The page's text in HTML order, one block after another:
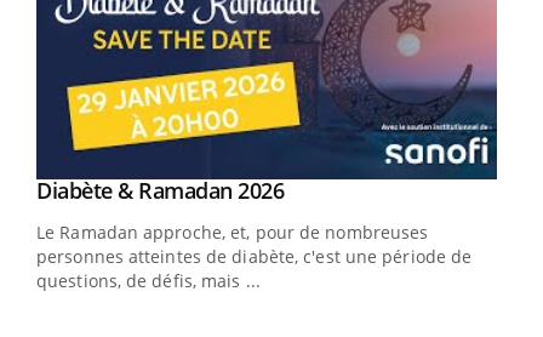
Youtube
Diabète & Ramadan 2026Youtube
Le Ramadan approche, et, pour de nombreuses
personnes atteintes de diabète, c'est une période de
questions, de défis, mais ...